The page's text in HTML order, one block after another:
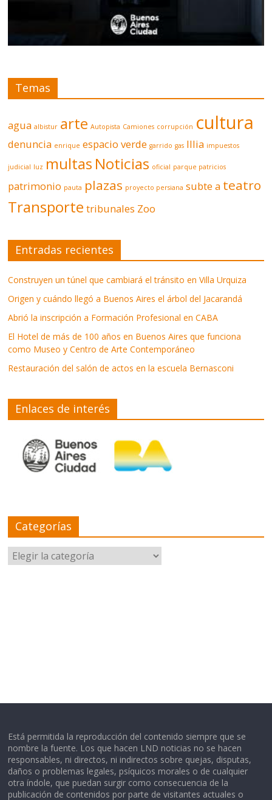
Temas
agua albistur arte Autopista Camiones corrupción cultura
denuncia enrique espacio verde garrido gas Illia impuestos
judicial luz multas Noticias oficial parque patricios
patrimonio pauta plazas proyecto persiana subte a teatro
Transporte tribunales Zoo
Entradas recientes
Construyen un túnel que cambiará el tránsito en Villa Urquiza
Origen y cuándo llegó a Buenos Aires el árbol del Jacarandá
Abrió la inscripción a Formación Profesional en CABA
El Hotel de más de 100 años en Buenos Aires que funciona
como Museo y Centro de Arte Contemporáneo
Restauración del salón de actos en la escuela Bernasconi
Enlaces de interés
Categorías
Categorías
Está permitida la reproducción del contenido siempre que se
nombre la fuente. Los que hacen LND noticias no se hacen
responsables, ni directos, ni indirectos sobre quejas, disputas,
daños o problemas legales, psíquicos morales o de cualquier
otra índole, que puedan surgir como consecuencia de la
publicación de contenidos por parte de visitantes actuales o